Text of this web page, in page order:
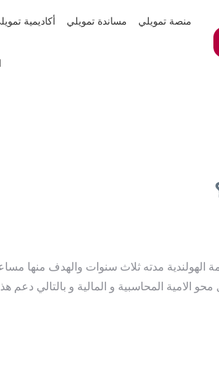
منصة تمويلي مساندة تمويلي أكاديمية
مدته ثلاث سنوات والهدف منها
الامية المحاسبية و المالية و بالتالي دعم